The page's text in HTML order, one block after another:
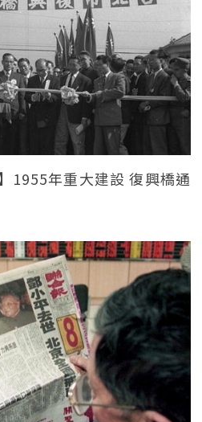
1955年重大建設 復興橋通